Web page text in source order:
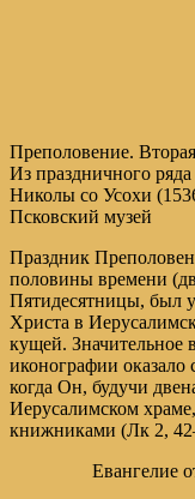
Преполовение.
Из праздничного
Николы со Усохи
Псковский музей
Праздник
половины времени
Пятидесятницы, был
Христа в
кущей. Значительное
иконографии оказало
когда Он, будучи
Иерусалимском
книжниками (Лк 2,
Евангелие